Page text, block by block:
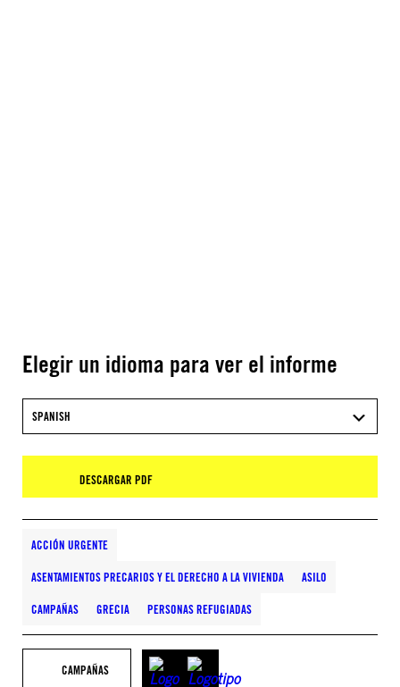
Elegir un idioma para ver el informe
SPANISH
DESCARGAR PDF
ACCIÓN URGENTE
ASENTAMIENTOS PRECARIOS Y EL DERECHO A LA VIVIENDA ASILO
CAMPAÑAS GRECIA PERSONAS REFUGIADAS
CAMPAÑAS